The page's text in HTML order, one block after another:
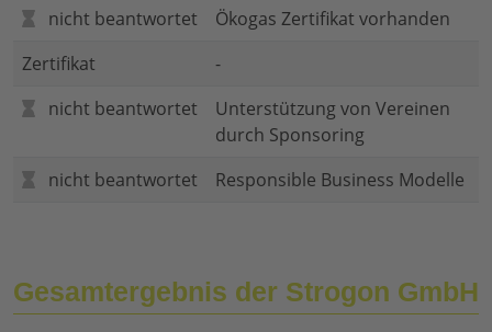
nicht beantwortet
Ökogas Zertifikat vorhanden
Zertifikat
-
nicht beantwortet
Unterstützung von Vereinen
durch Sponsoring
nicht beantwortet
Responsible Business Modelle
Gesamtergebnis der Strogon GmbH